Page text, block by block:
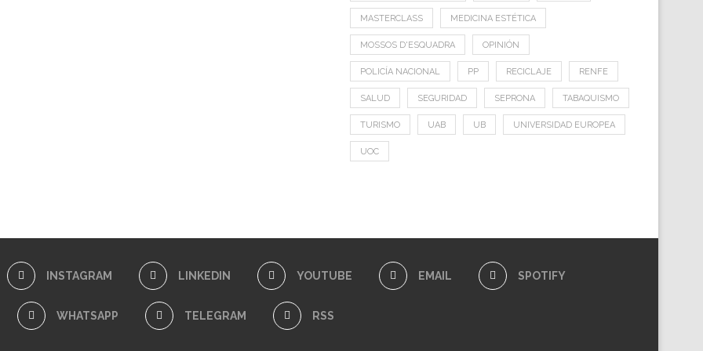
MASTERCLASS MEDICINA ESTÉTICA
MOSSOS D'ESQUADRA OPINIÓN
POLICÍA NACIONAL PP RECICLAJE RENFE
SALUD SEGURIDAD SEPRONA TABAQUISMO
TURISMO UAB UB UNIVERSIDAD EUROPEA
UOC
INSTAGRAM LINKEDIN YOUTUBE EMAIL SPOTIFY
WHATSAPP TELEGRAM RSS